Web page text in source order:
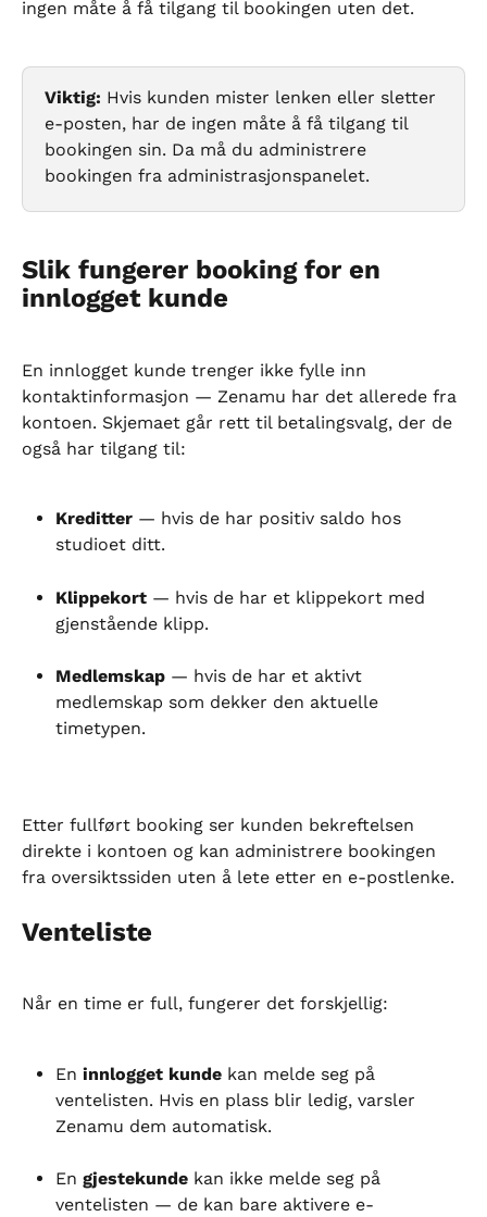
ingen måte å få tilgang til bookingen uten det.
Viktig: Hvis kunden mister lenken eller sletter
e-posten, har de ingen måte å få tilgang til
bookingen sin. Da må du administrere
bookingen fra administrasjonspanelet.
Slik fungerer booking for en
innlogget kunde
En innlogget kunde trenger ikke fylle inn
kontaktinformasjon — Zenamu har det allerede fra
kontoen. Skjemaet går rett til betalingsvalg, der de
også har tilgang til:
Kreditter — hvis de har positiv saldo hos
studioet ditt.
Klippekort — hvis de har et klippekort med
gjenstående klipp.
Medlemskap — hvis de har et aktivt
medlemskap som dekker den aktuelle
timetypen.
Etter fullført booking ser kunden bekreftelsen
direkte i kontoen og kan administrere bookingen
fra oversiktssiden uten å lete etter en e-postlenke.
Venteliste
Når en time er full, fungerer det forskjellig:
En innlogget kunde kan melde seg på
ventelisten. Hvis en plass blir ledig, varsler
Zenamu dem automatisk.
En gjestekunde kan ikke melde seg på
ventelisten — de kan bare aktivere e-